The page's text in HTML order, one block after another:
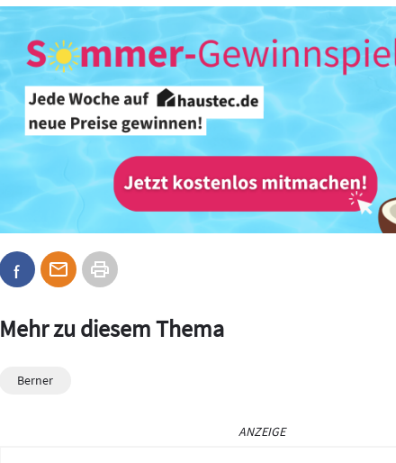
Mehr zu diesem Thema
Berner
ANZEIGE